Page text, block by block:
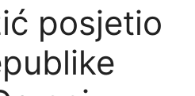
posjetio